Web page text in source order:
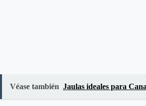
Véase también Jaulas ideales para